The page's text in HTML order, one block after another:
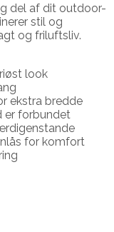
del af dit outdoor-
stil og
og friluftsliv.
look
ekstra bredde
er forbundet
for komfort